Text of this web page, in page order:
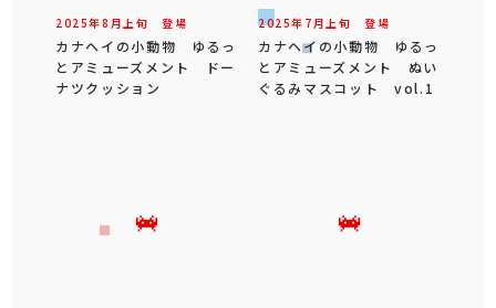
2025年8 月 上旬 登場
カナヘイの小動物 ゆるっ
とアミューズメント ドー
ナツクッション
2025年 7 月 上旬 登場
カナヘイの小動物 ゆるっ
とアミューズメント ぬい
ぐるみマスコット vol.1